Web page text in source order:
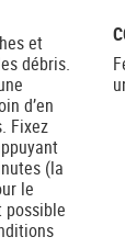
et
débris.
d’en
Fixez
(la
le
possible